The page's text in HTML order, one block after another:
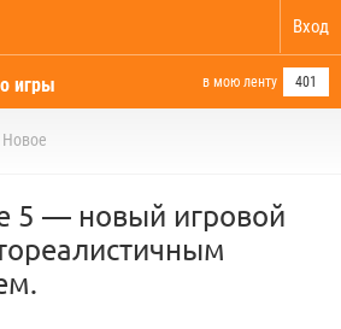
Вход
игры в мою ленту 401
Новое
5 — новый игровой